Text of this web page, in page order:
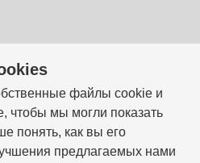
файлы cookie и
чтобы мы могли показать
понять, как вы его
предлагаемых нами